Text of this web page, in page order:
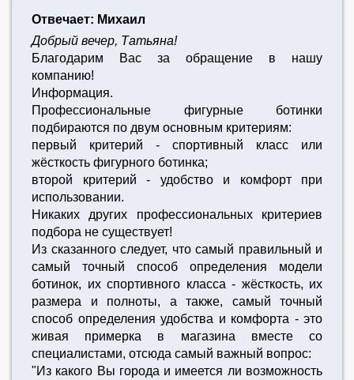
Отвечает: Михаил
Добрый вечер, Татьяна!
Благодарим Вас за обращение в нашу
компанию!
Информация.
Профессиональные фигурные ботинки
подбираются по двум основным критериям:
первый критерий - спортивный класс или
жёсткость фигурного ботинка;
второй критерий - удобство и комфорт при
использовании.
Никаких других профессиональных критериев
подбора не существует!
Из сказанного следует, что самый правильный и
самый точный способ определения модели
ботинок, их спортивного класса - жёсткость, их
размера и полноты, а также, самый точный
способ определения удобства и комфорта - это
живая примерка в магазина вместе со
специалистами, отсюда самый важный вопрос:
"Из какого Вы города и имеется ли возможность